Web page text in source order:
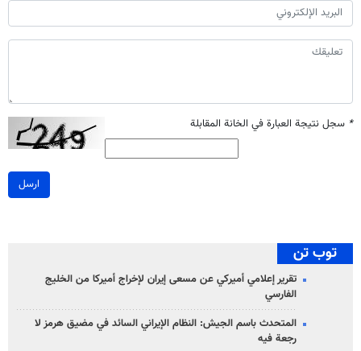
* سجل نتيجة العبارة في الخانة المقابلة
ارسل
توب تن
تقرير إعلامي أميركي عن مسعى إيران لإخراج أميركا من الخليج
الفارسي
المتحدث باسم الجيش: النظام الإيراني السائد في مضيق هرمز لا
رجعة فيه